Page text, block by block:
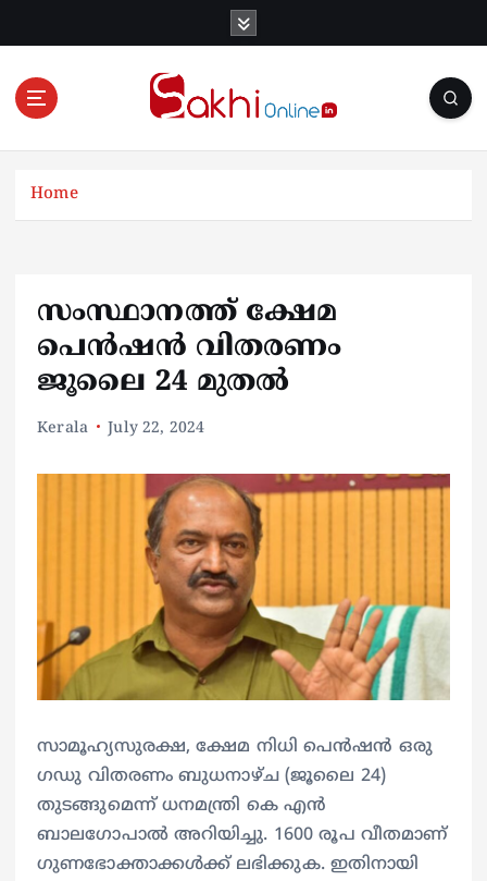
Online News Portal
Home
സംസ്ഥാനത്ത് ക്ഷേമ
പെൻഷൻ വിതരണം
ജൂലൈ 24 മുതൽ
Kerala July 22, 2024
സാമൂഹ്യസുരക്ഷ, ക്ഷേമ നിധി പെൻഷൻ ഒരു
ഗഡു വിതരണം ബുധനാഴ്ച (ജൂലൈ 24)
തുടങ്ങുമെന്ന്‌ ധനമന്ത്രി കെ എൻ
ബാലഗോപാൽ അറിയിച്ചു. 1600 രൂപ വീതമാണ്‌
ഗുണഭോക്താക്കൾക്ക്‌ ലഭിക്കുക. ഇതിനായി